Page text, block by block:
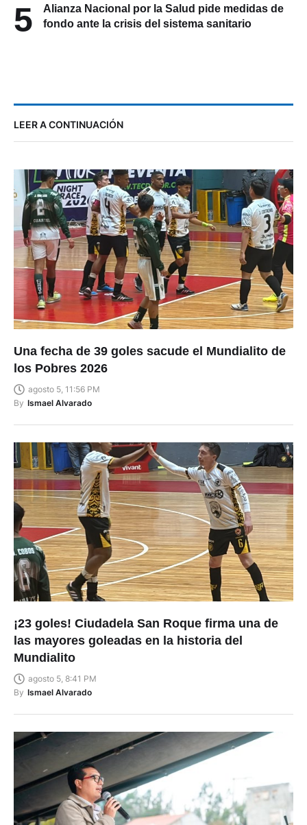
5
Alianza Nacional por la Salud pide medidas de
fondo ante la crisis del sistema sanitario
LEER A CONTINUACIÓN
Una fecha de 39 goles sacude el Mundialito de
los Pobres 2026
agosto 5, 11:56 PM
By Ismael Alvarado
¡23 goles! Ciudadela San Roque firma una de
las mayores goleadas en la historia del
Mundialito
agosto 5, 8:41 PM
By Ismael Alvarado